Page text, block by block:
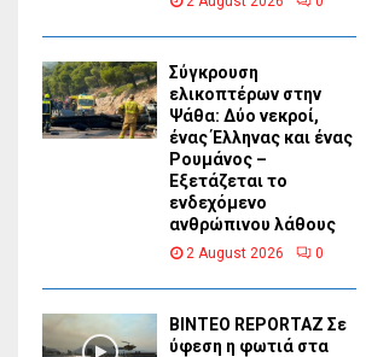
Σύγκρουση
ελικοπτέρων στην
Ψάθα: Δύο νεκροί,
ένας Έλληνας και ένας
Ρουμάνος –
Εξετάζεται το
ενδεχόμενο
ανθρώπινου λάθους
2 August 2026 0
BINTEO REPORTAZ Σε
ύφεση η φωτιά στα